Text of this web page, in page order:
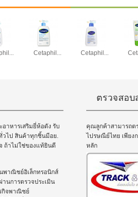
Cetaphil... Cetaphil...
าหารเสริมยี่ห้อดัง รับ
วไป สินค้าทุกชิ้นมีอย.
ถ้าไม่ใช่ของแท้ยินดี
พาณิชย์อิเล็กทรอนิกส์
นการตรวจประเมิน
กิจพาณิชย์
ตรวจสอ
คุณลูกค้าสามารถต
ไปรษณีย์ไทย เพียง
หลัก